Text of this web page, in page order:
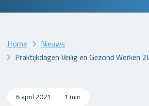
Home
Nieuws
Praktijkdagen Veilig en Gezond Werken
6 april 2021 1 min